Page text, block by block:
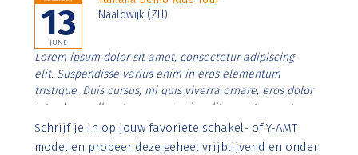
13
JUNE
Naaldwijk (ZH)
Lorem ipsum dolor sit amet, consectetur adipiscing
elit. Suspendisse varius enim in eros elementum
tristique. Duis cursus, mi quis viverra ornare, eros dolor
interdum nulla, ut commodo diam libero vitae erat.
Aenean faucibus nibh et justo cursus id rutrum lorem
imperdiet. Nunc ut sem vitae risus tristique posuere.
Schrijf je in op jouw favoriete schakel- of Y-AMT
model en probeer deze geheel vrijblijvend en onder